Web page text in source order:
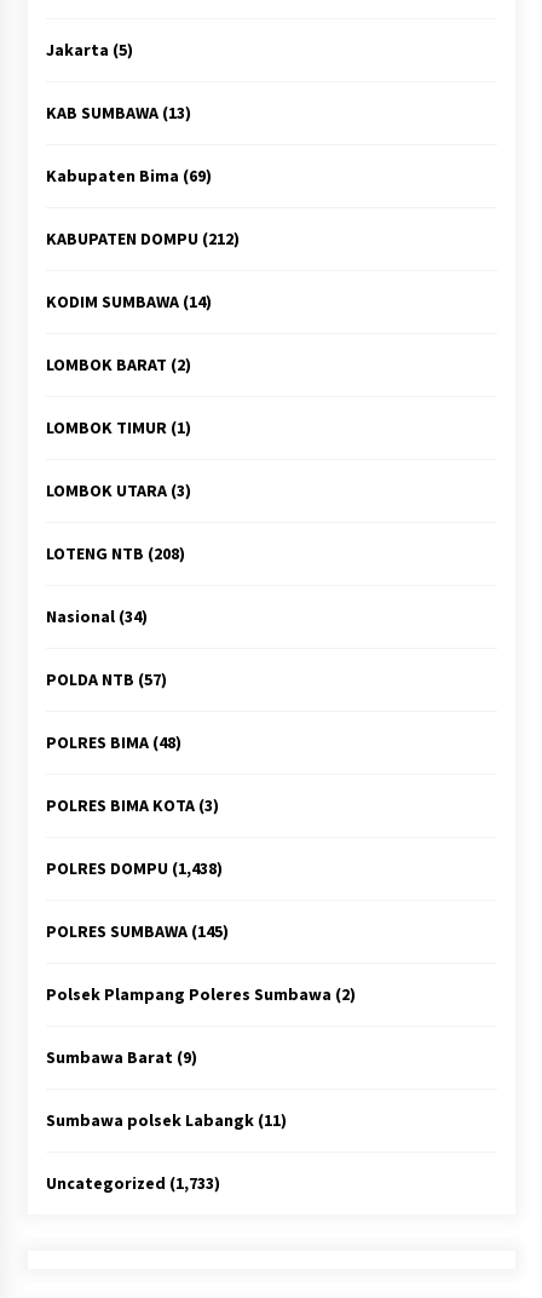
Jakarta (5)
KAB SUMBAWA(13)
Kabupaten Bima (69)
KABUPATEN DOMPU(212)
KODIM SUMBAWA(14)
LOMBOK BARAT (2)
LOMBOK TIMUR(1)
LOMBOK UTARA(3)
LOTENG NTB (208)
Nasional(34)
POLDA NTB (57)
POLRES BIMA(48)
POLRES BIMA KOTA(3)
POLRES DOMPU(1,438)
POLRES SUMBAWA(145)
Polsek Plampang Poleres Sumbawa (2)
Sumbawa Barat(9)
Sumbawa polsek Labangk(11)
Uncategorized (1,733)